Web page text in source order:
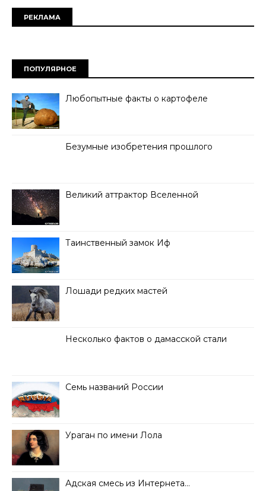
РЕКЛАМА
ПОПУЛЯРНОЕ
Любопытные факты о картофеле
Безумные изобретения прошлого
Великий аттрактор Вселенной
Таинственный замок Иф
Лошади редких мастей
Несколько фактов о дамасской стали
Семь названий России
Ураган по имени Лола
Адская смесь из Интернета…